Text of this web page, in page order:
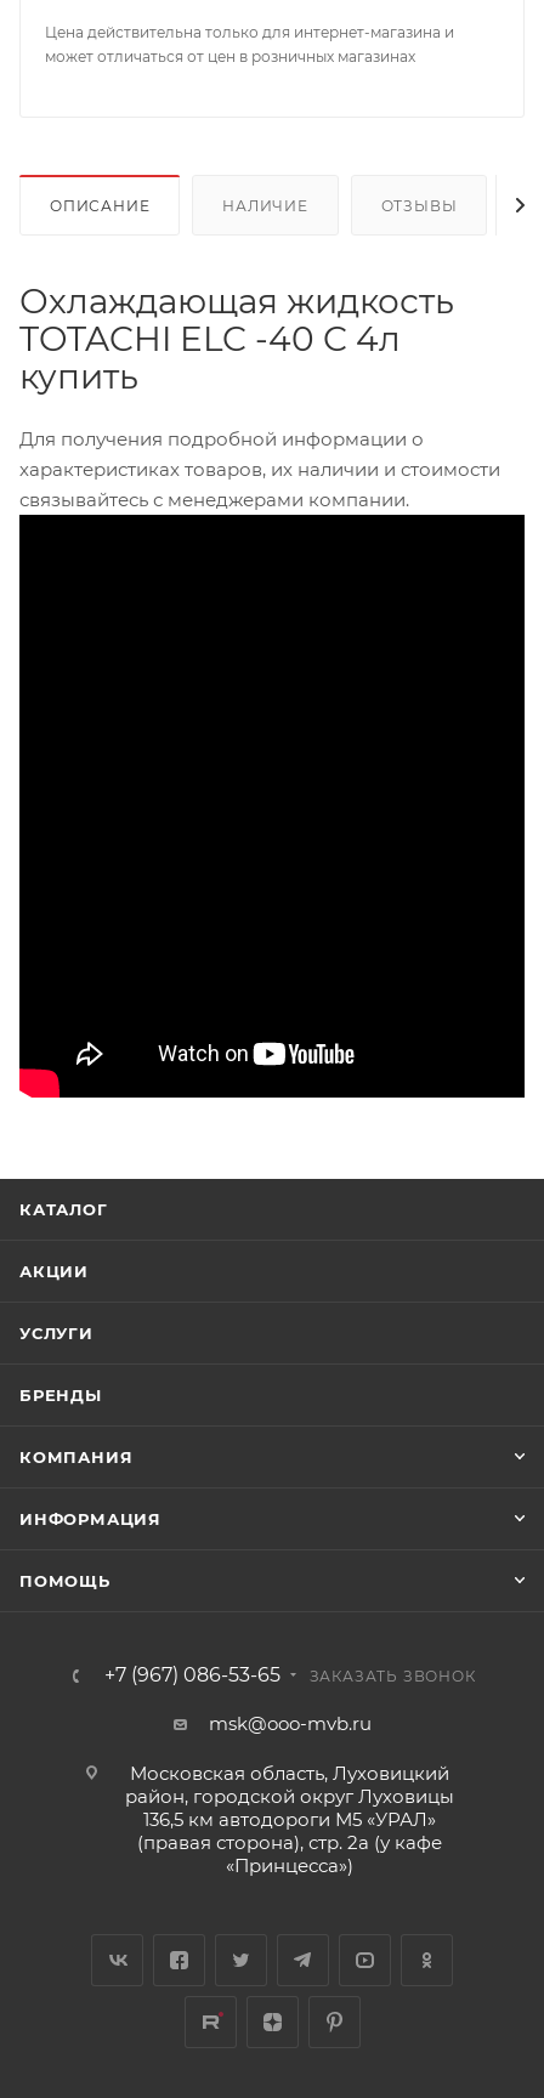
Цена действительна только для интернет-магазина и
может отличаться от цен в розничных магазинах
ОПИСАНИЕ НАЛИЧИЕ ОТЗЫВЫ
Охлаждающая жидкость
TOTACHI ELC -40 C 4л
купить
Для получения подробной информации о
характеристиках товаров, их наличии и стоимости
связывайтесь с менеджерами компании.
КАТАЛОГ
АКЦИИ
УСЛУГИ
БРЕНДЫ
КОМПАНИЯ
ИНФОРМАЦИЯ
ПОМОЩЬ
+7 (967) 086-53-65 ЗАКАЗАТЬ ЗВОНОК
msk@ooo-mvb.ru
Московская область, Луховицкий
район, городской округ Луховицы
136,5 км автодороги М5 «УРАЛ»
(правая сторона), стр. 2а (у кафе
«‎Принцесса»)